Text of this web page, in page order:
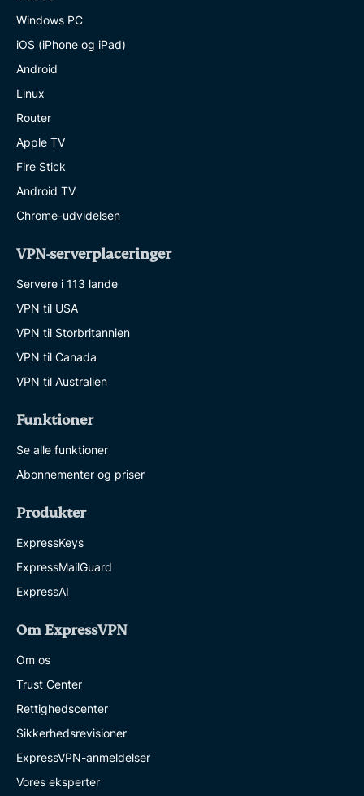
Windows PC
iOS (iPhone og iPad)
Android
Linux
Router
Apple TV
Fire Stick
Android TV
Chrome-udvidelsen
VPN-serverplaceringer
Servere i 113 lande
VPN til USA
VPN til Storbritannien
VPN til Canada
VPN til Australien
Funktioner
Se alle funktioner
Abonnementer og priser
Produkter
ExpressKeys
ExpressMailGuard
ExpressAI
Om ExpressVPN
Om os
Trust Center
Rettighedscenter
Sikkerhedsrevisioner
ExpressVPN-anmeldelser
Vores eksperter